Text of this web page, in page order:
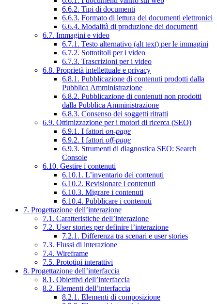
6.6.2. Tipi di documenti
6.6.3. Formato di lettura dei documenti elettronici
6.6.4. Modalità di produzione dei documenti
6.7. Immagini e video
6.7.1. Testo alternativo (alt text) per le immagini
6.7.2. Sottotitoli per i video
6.7.3. Trascrizioni per i video
6.8. Proprietà intellettuale e privacy
6.8.1. Pubblicazione di contenuti prodotti dalla
Pubblica Amministrazione
6.8.2. Pubblicazione di contenuti non prodotti
dalla Pubblica Amministrazione
6.8.3. Consenso dei soggetti ritratti
6.9. Ottimizzazione per i motori di ricerca (SEO)
6.9.1. I fattori on-page
6.9.2. I fattori off-page
6.9.3. Strumenti di diagnostica SEO: Search
Console
6.10. Gestire i contenuti
6.10.1. L’inventario dei contenuti
6.10.2. Revisionare i contenuti
6.10.3. Migrare i contenuti
6.10.4. Pubblicare i contenuti
7. Progettazione dell’interazione
7.1. Caratteristiche dell’interazione
7.2. User stories per definire l’interazione
7.2.1. Differenza tra scenari e user stories
7.3. Flussi di interazione
7.4. Wireframe
7.5. Prototipi interattivi
8. Progettazione dell’interfaccia
8.1. Obiettivi dell’interfaccia
8.2. Elementi dell’interfaccia
8.2.1. Elementi di composizione